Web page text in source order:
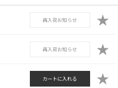
再入荷お知らせ ★
再入荷お知らせ ★
カートに入れる ★